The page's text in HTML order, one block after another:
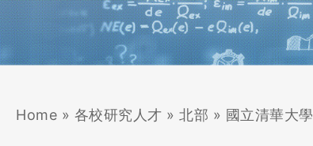
Home » 各校研究人才 » 北部 » 國立清華大學